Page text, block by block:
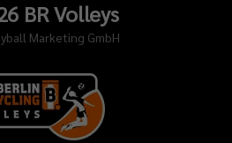
BR Volleys
Marketing GmbH